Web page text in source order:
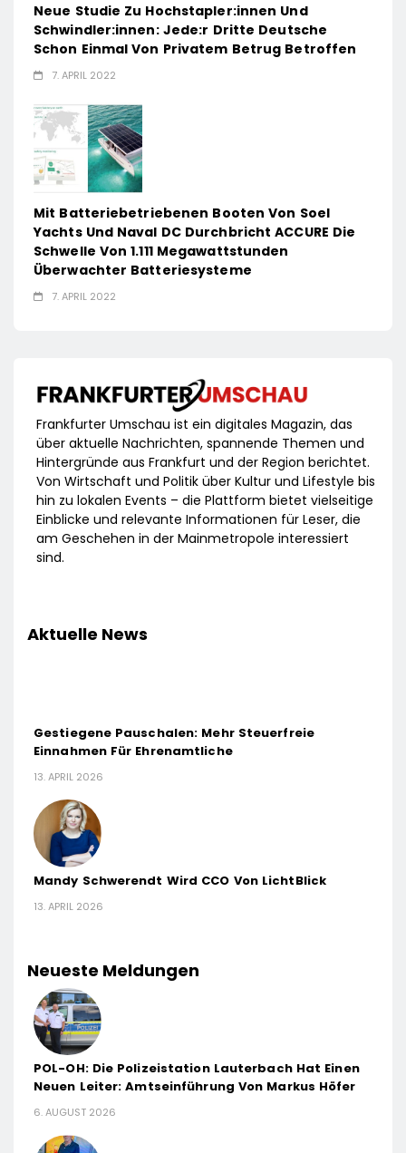
Neue Studie Zu Hochstapler:innen Und
Schwindler:innen: Jede:r Dritte Deutsche
Schon Einmal Von Privatem Betrug Betroffen
7. APRIL 2022
Mit Batteriebetriebenen Booten Von Soel
Yachts Und Naval DC Durchbricht ACCURE Die
Schwelle Von 1.111 Megawattstunden
Überwachter Batteriesysteme
7. APRIL 2022
Frankfurter Umschau ist ein digitales Magazin, das
über aktuelle Nachrichten, spannende Themen und
Hintergründe aus Frankfurt und der Region berichtet.
Von Wirtschaft und Politik über Kultur und Lifestyle bis
hin zu lokalen Events – die Plattform bietet vielseitige
Einblicke und relevante Informationen für Leser, die
am Geschehen in der Mainmetropole interessiert
sind.
Aktuelle News
Gestiegene Pauschalen: Mehr Steuerfreie
Einnahmen Für Ehrenamtliche
13. APRIL 2026
Mandy Schwerendt Wird CCO Von LichtBlick
13. APRIL 2026
Neueste Meldungen
POL-OH: Die Polizeistation Lauterbach Hat Einen
Neuen Leiter: Amtseinführung Von Markus Höfer
6. AUGUST 2026